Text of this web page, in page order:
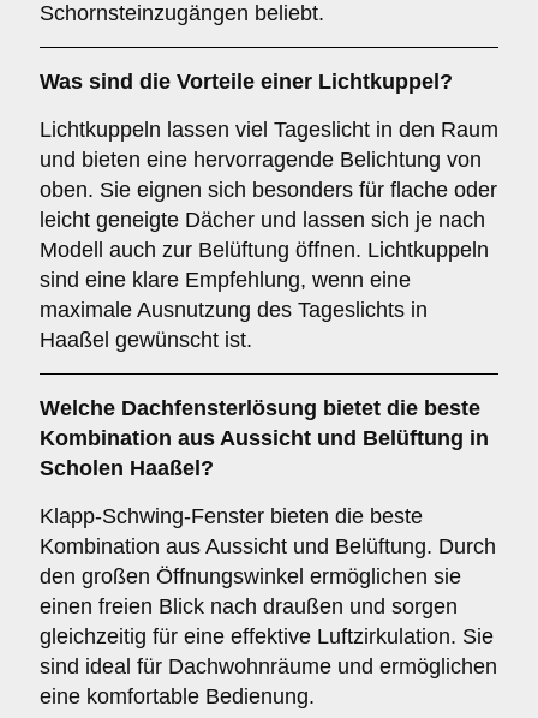
Schornsteinzugängen beliebt.
Was sind die Vorteile einer Lichtkuppel ?
Lichtkuppeln lassen viel Tageslicht in den Raum
und bieten eine hervorragende Belichtung von
oben. Sie eignen sich besonders für flache oder
leicht geneigte Dächer und lassen sich je nach
Modell auch zur Belüftung öffnen. Lichtkuppeln
sind eine klare Empfehlung, wenn eine
maximale Ausnutzung des Tageslichts in
Haaßel gewünscht ist.
Welche Dachfensterlösung bietet die beste
Kombination aus Aussicht und Belüftung in
Scholen Haaßel?
Klapp-Schwing-Fenster bieten die beste
Kombination aus Aussicht und Belüftung. Durch
den großen Öffnungswinkel ermöglichen sie
einen freien Blick nach draußen und sorgen
gleichzeitig für eine effektive Luftzirkulation. Sie
sind ideal für Dachwohnräume und ermöglichen
eine komfortable Bedienung.